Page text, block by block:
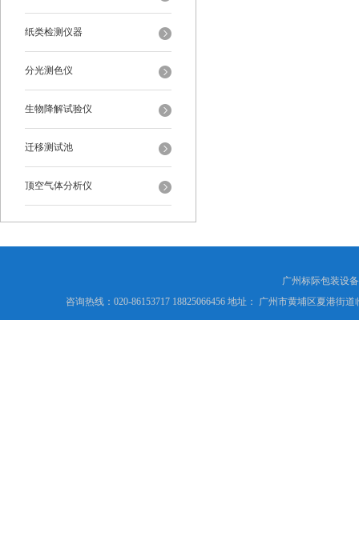
纸类检测仪器
分光测色仪
生物降解试验仪
迁移测试池
顶空气体分析仪
广州标际包装设
咨询热线：020-86153717 18825066456 地址： 广州市黄埔区夏港街